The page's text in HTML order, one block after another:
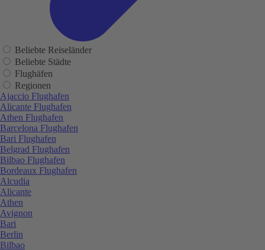
Beliebte Reiseländer
Beliebte Städte
Flughäfen
Regionen
Ajaccio Flughafen
Alicante Flughafen
Athen Flughafen
Barcelona Flughafen
Bari Flughafen
Belgrad Flughafen
Bilbao Flughafen
Bordeaux Flughafen
Alcudia
Alicante
Athen
Avignon
Bari
Berlin
Bilbao